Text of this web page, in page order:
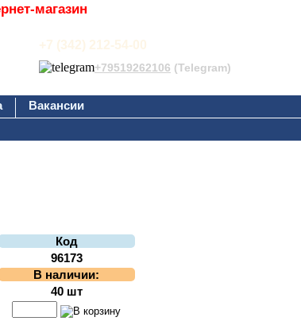
магазин
+7 (342) 212-54-00
+79519262106 (Telegram)
Вакансии
Код
96173
В наличии:
40 шт